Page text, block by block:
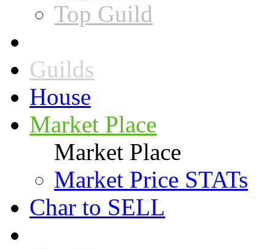
Top Guild
Guilds
House
Market Place
Market Place
Market Price STATs
Char to SELL